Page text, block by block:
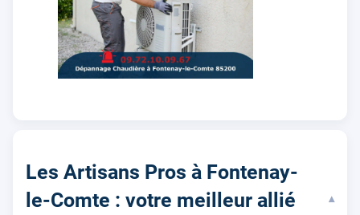
Les Artisans Pros à Fontenay-
le-Comte : votre meilleur allié
▾